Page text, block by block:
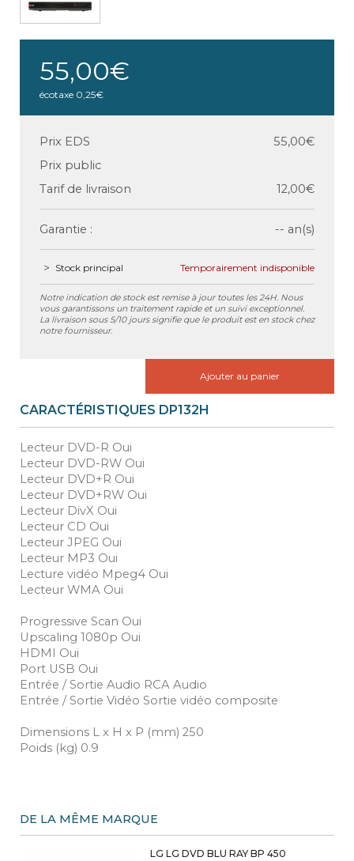
55,00€
écotaxe 0,25€
Prix EDS
55,00€
Prix public
Tarif de livraison
12,00€
Garantie : -- an(s)
Stock principal Temporairement indisponible
Notre indication de stock est remise à jour toutes les 24H. Nous
vous garantissons un traitement rapide et un suivi exceptionnel.
La livraison sous 5/10 jours signifie que le produit est en stock chez
notre fournisseur.
Ajouter au panier
CARACTÉRISTIQUES DP132H
Lecteur DVD-R Oui
Lecteur DVD-RW Oui
Lecteur DVD+R Oui
Lecteur DVD+RW Oui
Lecteur DivX Oui
Lecteur CD Oui
Lecteur JPEG Oui
Lecteur MP3 Oui
Lecture vidéo Mpeg4 Oui
Lecteur WMA Oui
Progressive Scan Oui
Upscaling 1080p Oui
HDMI Oui
Port USB Oui
Entrée / Sortie Audio RCA Audio
Entrée / Sortie Vidéo Sortie vidéo composite
Dimensions L x H x P (mm) 250
Poids (kg) 0.9
DE LA MÊME MARQUE
LG LG DVD BLU RAY BP 450